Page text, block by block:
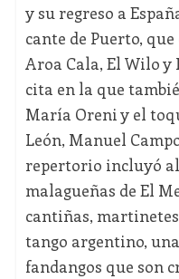
y su regreso a
cante de Puerto,
Aroa Cala, El Wilo y
cita en la que
María Oreni y el
León, Manuel
repertorio incluyó
malagueñas de El
cantiñas,
tango argentino,
fandangos que son